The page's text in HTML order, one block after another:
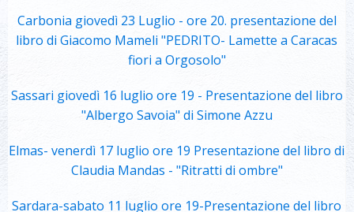
Carbonia giovedì 23 Luglio - ore 20. presentazione del
libro di Giacomo Mameli "PEDRITO- Lamette a Caracas
fiori a Orgosolo"
Sassari giovedì 16 luglio ore 19 - Presentazione del libro
"Albergo Savoia" di Simone Azzu
Elmas- venerdì 17 luglio ore 19 Presentazione del libro di
Claudia Mandas - "Ritratti di ombre"
Sardara-sabato 11 luglio ore 19-Presentazione del libro